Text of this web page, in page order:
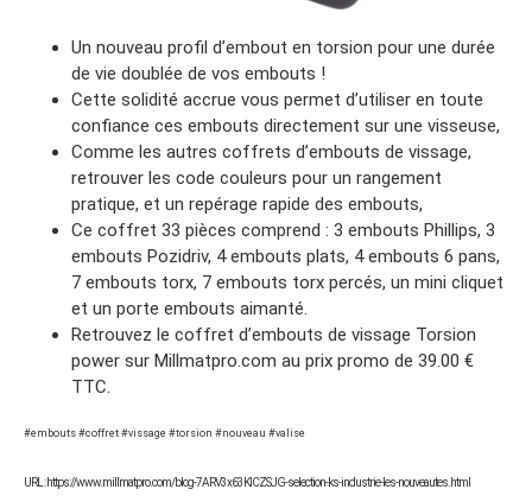
Un nouveau profil d’embout en torsion pour une durée
de vie doublée de vos embouts !
Cette solidité accrue vous permet d’utiliser en toute
confiance ces embouts directement sur une visseuse,
Comme les autres coffrets d’embouts de vissage,
retrouver les code couleurs pour un rangement
pratique, et un repérage rapide des embouts,
Ce coffret 33 pièces comprend : 3 embouts Phillips, 3
embouts Pozidriv, 4 embouts plats, 4 embouts 6 pans,
7 embouts torx, 7 embouts torx percés, un mini cliquet
et un porte embouts aimanté.
Retrouvez le coffret d’embouts de vissage Torsion
power sur Millmatpro.com au prix promo de 39.00 €
TTC.
#embouts #coffret #vissage #torsion #nouveau #valise
URL : https://www.millmatpro.com/blog-7ARV3x63KICZSJG-selection-ks-industrie-les-nouveautes.html